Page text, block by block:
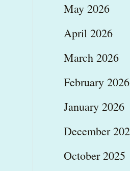
May 2026
April 2026
March 2026
February 2026
January 2026
December
October 2025